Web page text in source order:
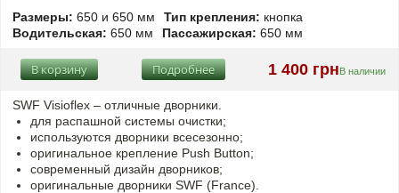
Размеры: 650 и 650 мм Тип крепления: кнопка
Водительская: 650 мм Пассажирская: 650 мм
1 400 грнВ наличии
Подробнее
В корзину
SWF Visioflex – отличные дворники.
для распашной системы очистки;
используются дворники всесезонно;
оригинальное крепление Push Button;
современный дизайн дворников;
оригинальные дворники SWF (France).